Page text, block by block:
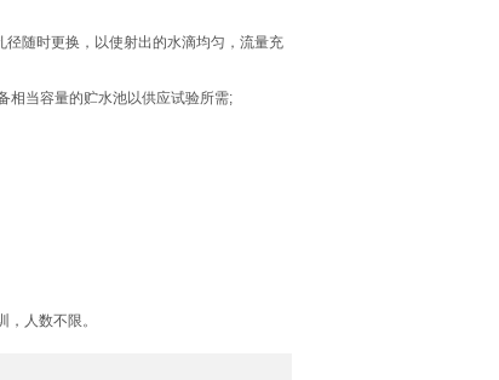
随时更换，以使射出的水滴均匀，流量充
相当容量的贮水池以供应试验所需;
人数不限。